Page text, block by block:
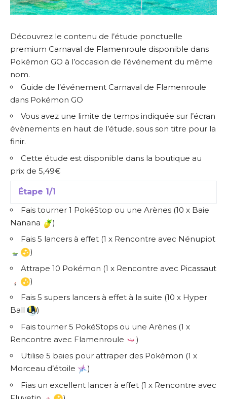
Découvrez le contenu de l’étude ponctuelle
premium Carnaval de Flamenroule disponible dans
Pokémon GO à l’occasion de l’événement du même
nom.
Guide de l’événement Carnaval de Flamenroule
dans Pokémon GO
Vous avez une limite de temps indiquée sur l’écran
évènements en haut de l’étude, sous son titre pour la
finir.
Cette étude est disponible dans la boutique au
prix de 5,49€
Étape 1/1
Fais tourner 1 PokéStop ou une Arènes (10 x Baie
Nanana
)
Fais 5 lancers à effet (1 x Rencontre avec Nénupiot
)
Attrape 10 Pokémon (1 x Rencontre avec Picassaut
)
Fais 5 supers lancers à effet à la suite (10 x Hyper
Ball
)
Fais tourner 5 PokéStops ou une Arènes (1 x
Rencontre avec Flamenroule
)
Utilise 5 baies pour attraper des Pokémon (1 x
Morceau d’étoile
)
Fias un excellent lancer à effet (1 x Rencontre avec